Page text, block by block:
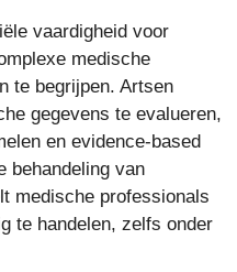
vaardigheid voor
medische
te begrijpen. Artsen
gegevens te evalueren,
en evidence-based
behandeling van
medische professionals
te handelen, zelfs onder